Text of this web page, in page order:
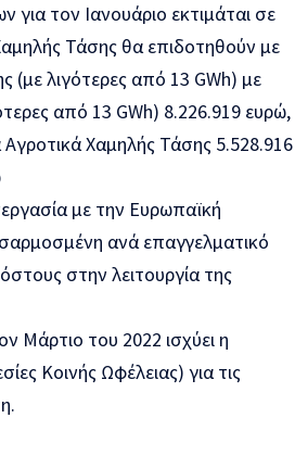
τον Ιανουάριο εκτιμάται σε
Τάσης θα επιδοτηθούν με
(με λιγότερες από 13 GWh) με
από 13 GWh) 8.226.919 ευρώ,
Χαμηλής Τάσης 5.528.916
με την Ευρωπαϊκή
ανά επαγγελματικό
στην λειτουργία της
Μάρτιο του 2022 ισχύει η
Κοινής Ωφέλειας) για τις